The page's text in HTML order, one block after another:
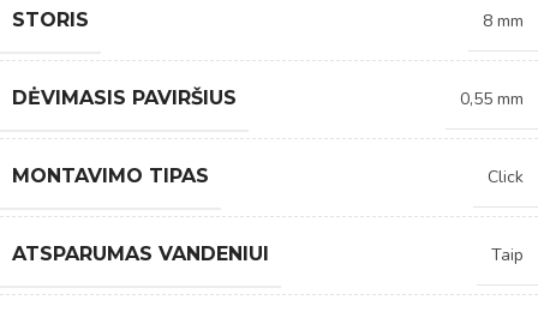
STORIS 8 mm
DĖVIMASIS PAVIRŠIUS 0,55 mm
MONTAVIMO TIPAS Click
ATSPARUMAS VANDENIUI Taip